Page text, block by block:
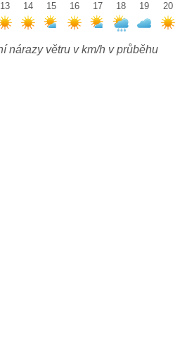
13
14
15
16
17
18
19
20
nárazy větru v km/h v průběhu